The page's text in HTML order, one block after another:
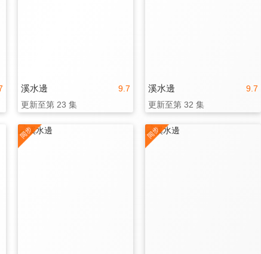
9.7
溪水邊
更新至第 23 集
9.7
溪水邊
更新至第 32 集